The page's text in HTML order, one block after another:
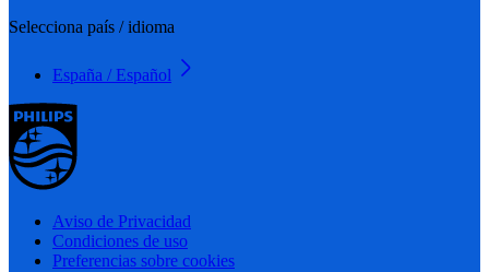
Selecciona país / idioma
España / Español
Aviso de Privacidad
Condiciones de uso
Preferencias sobre cookies